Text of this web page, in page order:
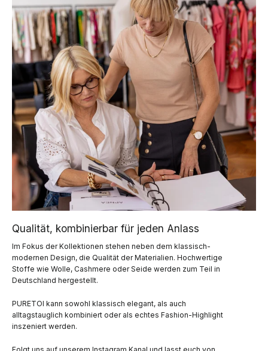
Qualität, kombinierbar für jeden Anlass
Im Fokus der Kollektionen stehen neben dem klassisch-
modernen Design, die Qualität der Materialien. Hochwertige
Stoffe wie Wolle, Cashmere oder Seide werden zum Teil in
Deutschland hergestellt.
PURETOI kann sowohl klassisch elegant, als auch
alltagstauglich kombiniert oder als echtes Fashion-Highlight
inszeniert werden.